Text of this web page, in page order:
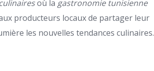
où la gastronomie tunisienne
producteurs locaux de partager leur
les nouvelles tendances culinaires.